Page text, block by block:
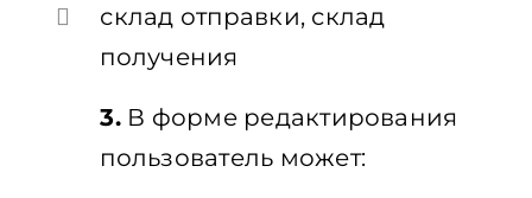
склад отправки, склад
получения
3.В форме редактирования
пользователь может: